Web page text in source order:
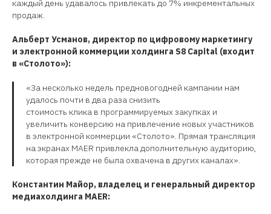
каждый день удавалось привлекать до 7% инкрементальных
продаж.
Альберт Усманов, директор по цифровому маркетингу
и электронной коммерции холдинга S8 Capital (входит
в «Столото»):
«За несколько недель предновогодней кампании нам
удалось почти в два раза снизить
стоимость клика в программируемых закупках и
увеличить конверсию на привлечение новых участников
в электронной коммерции «Столото». Прямая трансляция
на экранах MAER привлекла дополнительную аудиторию,
которая прежде не была охвачена в других каналах».
Константин Майор, владелец и генеральный директор
медиахолдинга MAER: